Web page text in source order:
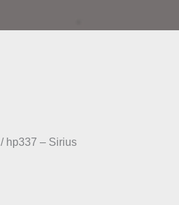
/ hp337 – Sirius